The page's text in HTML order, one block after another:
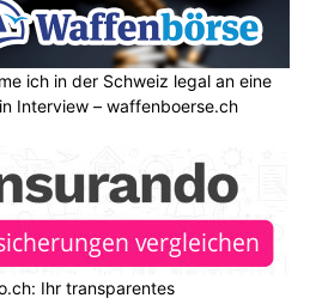
ich in der Schweiz legal an eine
Interview – waffenboerse.ch
Ihr transparentes